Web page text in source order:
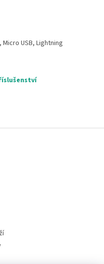
USB, Lightning